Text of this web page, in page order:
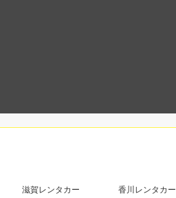
滋賀レンタカー
香川レンタカー